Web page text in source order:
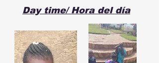
Day time/ Hora del día